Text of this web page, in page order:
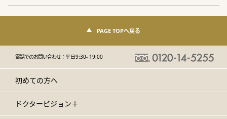
PAGE TOPへ戻る
電話でのお問い合わせ：平日9:30- 19:00
初めての方へ
ドクタービジョン＋